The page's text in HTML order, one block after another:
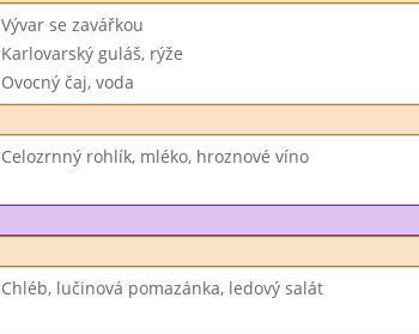
Vývar se zavářkou
Karlovarský guláš, rýže
Ovocný čaj, voda
Celozrnný rohlík, mléko, hroznové víno
Chléb, lučinová pomazánka, ledový salát